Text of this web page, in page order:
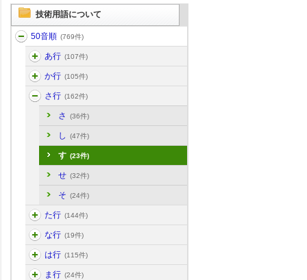
技術用語について
50音順 (769件)
あ行 (107件)
か行 (105件)
さ行 (162件)
さ (36件)
し (47件)
す (23件)
せ (32件)
そ (24件)
た行 (144件)
な行 (19件)
は行 (115件)
ま行 (24件)